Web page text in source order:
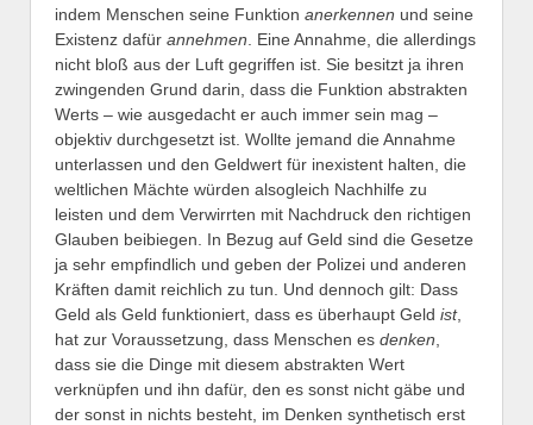
indem Menschen seine Funktion anerkennen und seine
Existenz dafür annehmen . Eine Annahme, die allerdings
nicht bloß aus der Luft gegriffen ist. Sie besitzt ja ihren
zwingenden Grund darin, dass die Funktion abstrakten
Werts – wie ausgedacht er auch immer sein mag –
objektiv durchgesetzt ist. Wollte jemand die Annahme
unterlassen und den Geldwert für inexistent halten, die
weltlichen Mächte würden alsogleich Nachhilfe zu
leisten und dem Verwirrten mit Nachdruck den richtigen
Glauben beibiegen. In Bezug auf Geld sind die Gesetze
ja sehr empfindlich und geben der Polizei und anderen
Kräften damit reichlich zu tun. Und dennoch gilt: Dass
Geld als Geld funktioniert, dass es überhaupt Geld ist,
hat zur Voraussetzung, dass Menschen es denken
dass sie die Dinge mit diesem abstrakten Wert
verknüpfen und ihn dafür, den es sonst nicht gäbe und
der sonst in nichts besteht, im Denken synthetisch erst